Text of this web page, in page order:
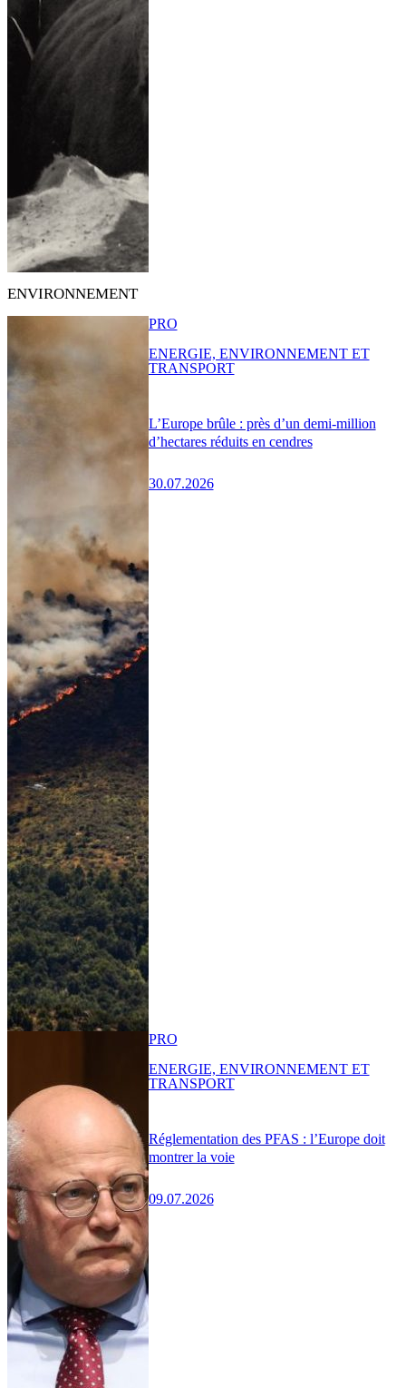
ENVIRONNEMENT
L’Europe brûle : près d’un demi-million
d’hectares réduits en cendres
30.07.2026
PRO
ENERGIE, ENVIRONNEMENT ET
TRANSPORT
Réglementation des PFAS : l’Europe doit
montrer la voie
09.07.2026
PRO
ENERGIE, ENVIRONNEMENT ET
TRANSPORT